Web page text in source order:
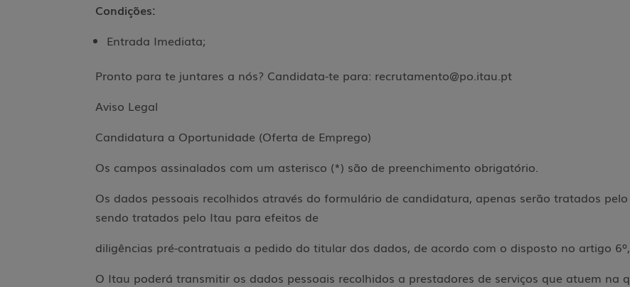
Condições:
Entrada Imediata;
Pronto para te juntares a nós? Candidata-te para: recrutamento@po.itau.pt
Aviso Legal
Candidatura a Oportunidade (Oferta de Emprego)
Os campos assinalados com um asterisco (*) são de preenchimento obrigatório.
Os dados pessoais recolhidos através do formulário de candidatura, apenas serão tratados
sendo tratados pelo Itau para efeitos de
diligências pré-contratuais a pedido do titular dos dados, de acordo com o disposto no artigo 6º,
O Itau poderá transmitir os dados pessoais recolhidos a prestadores de serviços que atuem